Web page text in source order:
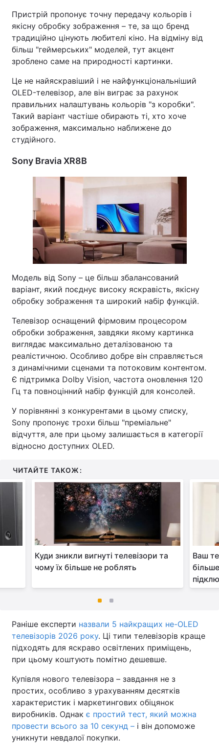
Пристрій пропонує точну передачу кольорів і
якісну обробку зображення – те, за що бренд
традиційно цінують любителі кіно. На відміну від
більш "геймерських" моделей, тут акцент
зроблено саме на природності картинки.
Це не найяскравіший і не найфункціональніший
OLED-телевізор, але він виграє за рахунок
правильних налаштувань кольорів "з коробки".
Такий варіант частіше обирають ті, хто хоче
зображення, максимально наближене до
студійного.
Sony Bravia XR8B
Модель від Sony – це більш збалансований
варіант, який поєднує високу яскравість, якісну
обробку зображення та широкий набір функцій.
Телевізор оснащений фірмовим процесором
обробки зображення, завдяки якому картинка
виглядає максимально деталізованою та
реалістичною. Особливо добре він справляється
з динамічними сценами та потоковим контентом.
Є підтримка Dolby Vision, частота оновлення 120
Гц та повноцінний набір функцій для консолей.
У порівнянні з конкурентами в цьому списку,
Sony пропонує трохи більш "преміальне"
відчуття, але при цьому залишається в категорії
відносно доступних OLED.
ЧИТАЙТЕ ТАКОЖ:
Куди зникли вигнуті телевізори та
чому їх більше не роблять
Ваш
Раніше експерти назвали 5 найкращих не-OLED
телевізорів 2026 року. Ці типи телевізорів краще
підходять для яскраво освітлених приміщень,
при цьому коштують помітно дешевше.
Купівля нового телевізора – завдання не з
простих, особливо з урахуванням десятків
характеристик і маркетингових обіцянок
виробників. Однак є простий тест, який можна
провести всього за 10 секунд – і він допоможе
уникнути невдалої покупки.